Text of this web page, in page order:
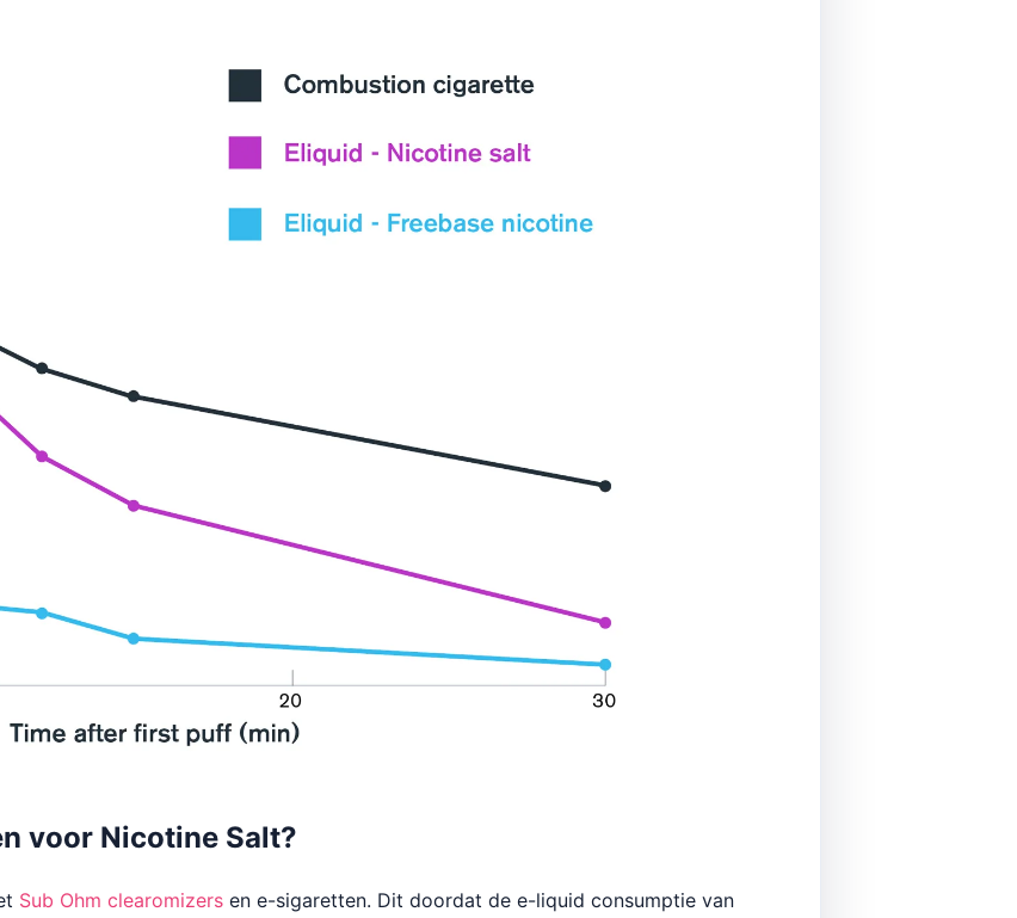
voor Nicotine Salt?
Sub Ohm clearomizers en e-sigaretten. Dit doordat de e-liquid consumptie van